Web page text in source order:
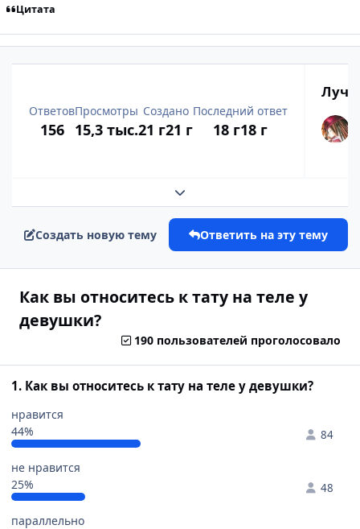
Цитата
Ответов
156
Просмотры
15,3 тыс.
Создано
21 г21 г
Последний ответ
18 г18 г
Развернуть обзор темы
Создать новую тему Ответить на эту тему
Как вы относитесь к тату на теле у
девушки?
190 пользователей проголосовало
1. Как вы относитесь к тату на теле у девушки?
нравится
44%
84
не нравится
25%
48
параллельно